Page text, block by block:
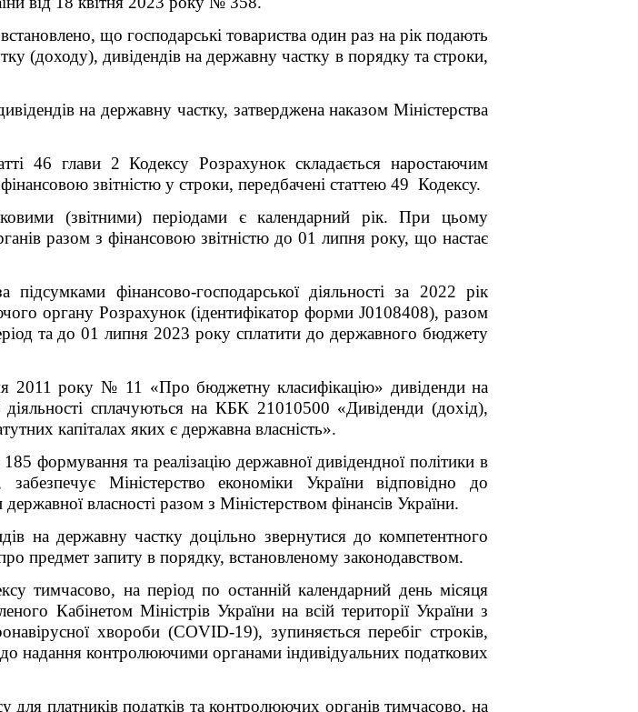
що господарські товариства один раз на рік подають
(доходу), дивідендів на державну частку в порядку та строки,
на державну частку, затверджена наказом Міністерства
46 глави 2Кодексу Розрахунок складається наростаючим
звітністю у строки, передбачені статтею 49 Кодексу.
(звітними) періодами є календарний рік. При цьому
разом з фінансовою звітністю до 01 липня року, що настає
підсумками фінансово-господарської діяльності за 2022 рік
органу Розрахунок (ідентифікатор форми J0108408), разом
та до 01 липня 2023 року сплатити до державного бюджету
2011 року № 11 «Про бюджетну класифікацію» дивіденди на
діяльності сплачуються на КБК 21010500 «Дивіденди (дохід),
капіталах яких є державна власність».
формування та реалізацію державної дивідендної політики в
Міністерство економіки України відповідно до
власності разом з Міністерством фінансів України.
на державну частку доцільно звернутися до компетентного
предмет запиту в порядку, встановленому законодавством.
тимчасово, на період по останній календарний день місяця
Кабінетом Міністрів України на всій території України з
хвороби (COVID-19), зупиняється перебіг строків,
надання контролюючими органами індивідуальних податкових
платників податків та контролюючих органів тимчасово, на